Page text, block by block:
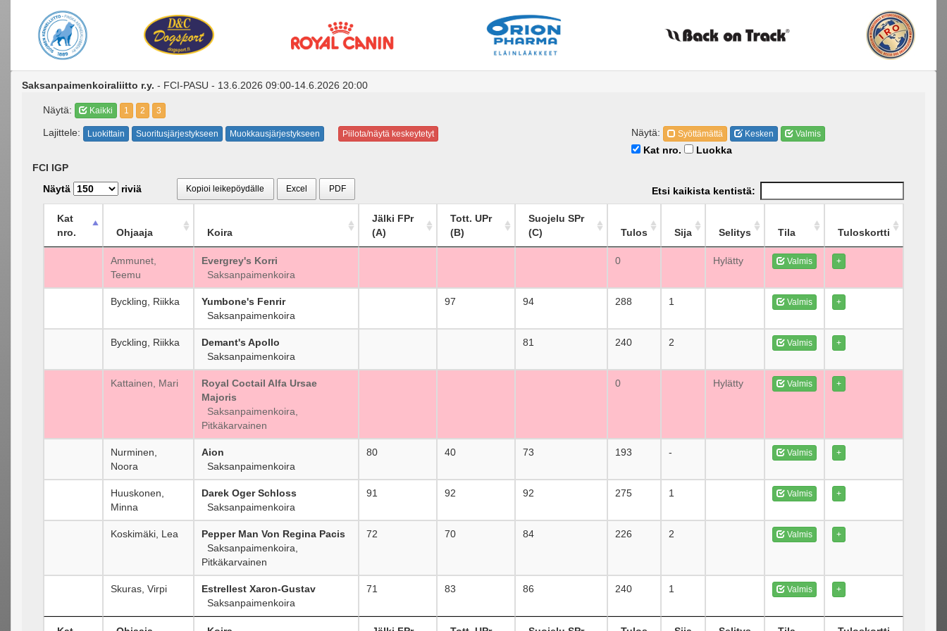
Saksanpaimenkoiraliitto r.y. - FCI-PASU - 13.6.2026 09:00-14.6.2026 20:00
Näytä: Kaikki 1 2 3
Lajittele: Luokittain Suoritusjärjestykseen Muokkausjärjestykseen Piilota/näytä keskeytetyt Näytä: Syöttämättä Kesken Valmis
Kat nro.
Luokka
FCI IGP
Näytä
riviä Kopioi leikepöydälle Excel PDF Etsi kaikista kentistä:
Kat
nro.
Ohjaaja Koira
Jälki FPr
(A)
Tott. UPr
(B)
Suojelu SPr
(C)
Tulos Sija Selitys Tila Tuloskortti
Ammunet,
Teemu
Evergrey's Korri
Saksanpaimenkoira
0 Hylätty Valmis +
Byckling, Riikka
Yumbone's Fenrir
Saksanpaimenkoira
97 94 288 1 Valmis +
Byckling, Riikka
Demant's Apollo
Saksanpaimenkoira
81 240 2 Valmis +
Kattainen, Mari
Royal Coctail Alfa Ursae
Majoris
Saksanpaimenkoira,
Pitkäkarvainen
0 Hylätty Valmis +
Nurminen,
Noora
Aion
Saksanpaimenkoira
80 40 73 193 - Valmis +
Huuskonen,
Minna
Darek Oger Schloss
Saksanpaimenkoira
91 92 92 275 1 Valmis +
Koskimäki, Lea
Pepper Man Von Regina Pacis
Saksanpaimenkoira,
Pitkäkarvainen
72 70 84 226 2 Valmis +
Skuras, Virpi
Estrellest Xaron-Gustav
Saksanpaimenkoira
71 83 86 240 1 Valmis +